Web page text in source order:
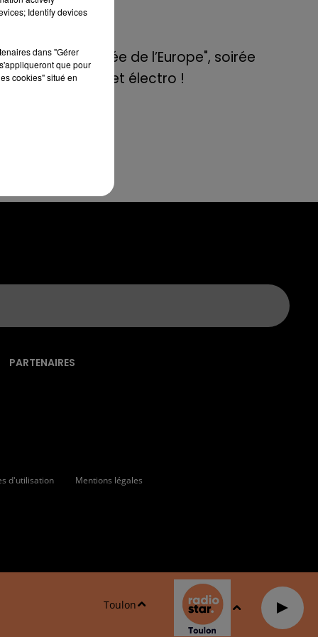
de E=M6
Aix : "Journée de l’Europe", soirée
danse et set électro !
PARTENAIRES
Toulon
d'utilisation Mentions légales
Identify devices
dans "Gérer
que pour
cookies" situé en